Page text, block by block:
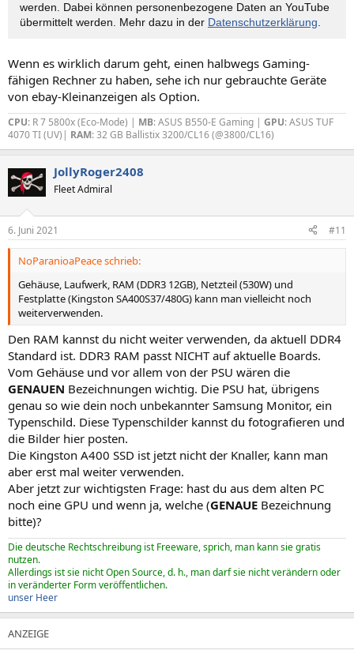
werden. Dabei können personen­bezogene Daten an YouTube
übermittelt werden. Mehr dazu in der Datenschutzerklärung
Wenn es wirklich darum geht, einen halbwegs Gaming-
fähigen Rechner zu haben, sehe ich nur gebrauchte Geräte
von ebay-Kleinanzeigen als Option.
CPU: R 7 5800x (Eco-Mode) | MB: ASUS B550-E Gaming | GPU: ASUS TUF
4070 TI (UV)| RAM: 32 GB Ballistix 3200/CL16 (@3800/CL16)
JollyRoger2408
Fleet Admiral
6. Juni 2021 #11
NoParanioaPeace schrieb:
Gehäuse, Laufwerk, RAM (DDR3 12GB), Netzteil (530W) und
Festplatte (Kingston SA400S37/480G) kann man vielleicht noch
weiterverwenden.
Den RAM kannst du nicht weiter verwenden, da aktuell DDR4
Standard ist. DDR3 RAM passt NICHT auf aktuelle Boards.
Vom Gehäuse und vor allem von der PSU wären die
GENAUEN Bezeichnungen wichtig. Die PSU hat, übrigens
genau so wie dein noch unbekannter Samsung Monitor, ein
Typenschild. Diese Typenschilder kannst du fotografieren und
die Bilder hier posten.
Die Kingston A400 SSD ist jetzt nicht der Knaller, kann man
aber erst mal weiter verwenden.
Aber jetzt zur wichtigsten Frage: hast du aus dem alten PC
noch eine GPU und wenn ja, welche (GENAUE Bezeichnung
bitte)?
Die deutsche Rechtschreibung ist Freeware, sprich, man kann sie gratis
nutzen.
Allerdings ist sie nicht Open Source, d. h., man darf sie nicht verändern oder
in veränderter Form veröffentlichen.
unser Heer